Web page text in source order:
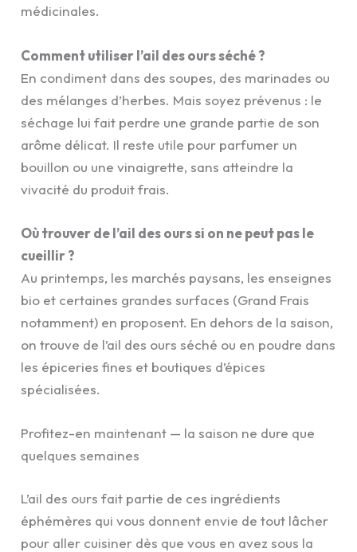
médicinales.
Comment utiliser l’ail des ours séché ?
En condiment dans des soupes, des marinades ou
des mélanges d’herbes. Mais soyez prévenus : le
séchage lui fait perdre une grande partie de son
arôme délicat. Il reste utile pour parfumer un
bouillon ou une vinaigrette, sans atteindre la
vivacité du produit frais.
Où trouver de l’ail des ours si on ne peut pas le
cueillir ?
Au printemps, les marchés paysans, les enseignes
bio et certaines grandes surfaces (Grand Frais
notamment) en proposent. En dehors de la saison,
on trouve de l’ail des ours séché ou en poudre dans
les épiceries fines et boutiques d’épices
spécialisées.
Profitez-en maintenant — la saison ne dure que
quelques semaines
L’ail des ours fait partie de ces ingrédients
éphémères qui vous donnent envie de tout lâcher
pour aller cuisiner dès que vous en avez sous la